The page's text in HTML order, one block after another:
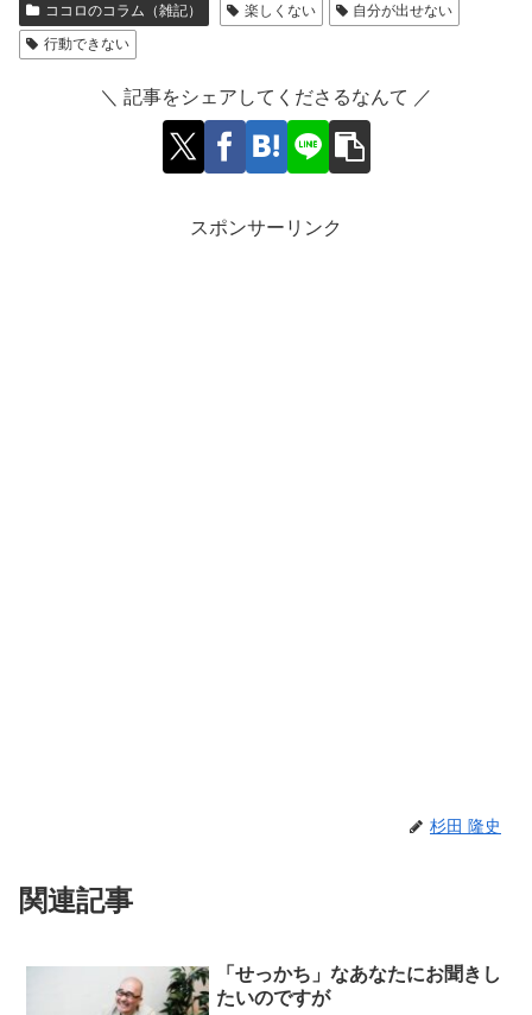
ココロのコラム（雑記） 楽しくない
自分が出せない
行動できない
＼ 記事をシェアしてくださるなんて ／
スポンサーリンク
杉田 隆史
関連記事
「せっかち」なあなたにお聞きし
たいのですが